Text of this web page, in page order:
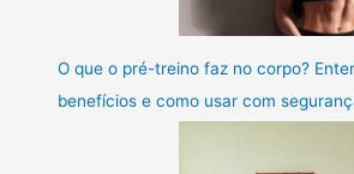
O que o pré-treino faz no corpo?
benefícios e como usar com